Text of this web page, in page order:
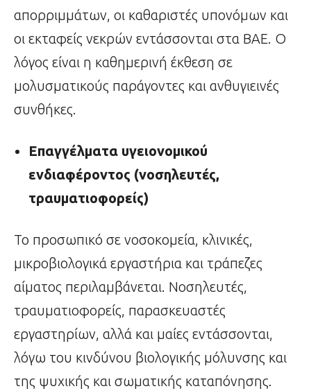
απορριμμάτων, οι καθαριστές υπονόμων και
οι εκταφείς νεκρών εντάσσονται στα ΒΑΕ. Ο
λόγος είναι η καθημερινή έκθεση σε
μολυσματικούς παράγοντες και ανθυγιεινές
συνθήκες.
Επαγγέλματα υγειονομικού
ενδιαφέροντος (νοσηλευτές,
τραυματιοφορείς)
Το προσωπικό σε νοσοκομεία, κλινικές,
μικροβιολογικά εργαστήρια και τράπεζες
αίματος περιλαμβάνεται. Νοσηλευτές,
τραυματιοφορείς, παρασκευαστές
εργαστηρίων, αλλά και μαίες εντάσσονται,
λόγω του κινδύνου βιολογικής μόλυνσης και
της ψυχικής και σωματικής καταπόνησης.